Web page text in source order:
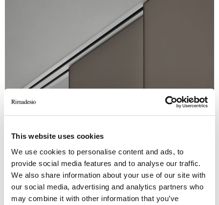
This website uses cookies
We use cookies to personalise content and ads, to
provide social media features and to analyse our traffic.
We also share information about your use of our site with
our social media, advertising and analytics partners who
may combine it with other information that you’ve
Struttura 83 piombo, vetro 127 piombo opaco